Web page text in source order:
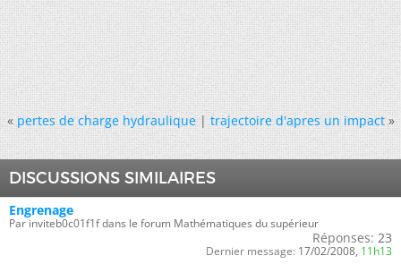
« pertes de charge hydraulique|trajectoire d'apres un impact »
DISCUSSIONS SIMILAIRES
Engrenage
Par inviteb0c01f1f dans le forum Mathématiques du supérieur
Réponses: 23
Dernier message: 17/02/2008, 11h13